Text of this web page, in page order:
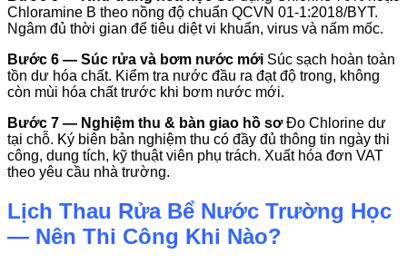
Chloramine B theo nồng độ chuẩn QCVN 01-1:2018/BYT.
Ngâm đủ thời gian để tiêu diệt vi khuẩn, virus và nấm mốc.
Bước 6 — Súc rửa và bơm nước mới Súc sạch hoàn toàn
tồn dư hóa chất. Kiểm tra nước đầu ra đạt độ trong, không
còn mùi hóa chất trước khi bơm nước mới.
Bước 7 — Nghiệm thu & bàn giao hồ sơĐo Chlorine dư
tại chỗ. Ký biên bản nghiệm thu có đầy đủ thông tin ngày thi
công, dung tích, kỹ thuật viên phụ trách. Xuất hóa đơn VAT
theo yêu cầu nhà trường.
Lịch Thau Rửa Bể Nước Trường Học
— Nên Thi Công Khi Nào?